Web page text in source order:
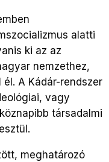
alatti
ki az az
nemzethez,
A Kádár-rendszer
vagy
társadalmi
meghatározó